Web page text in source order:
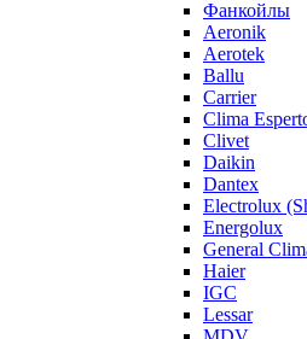
Фанкойлы
Aeronik
Aerotek
Ballu
Carrier
Clima
Clivet
Daikin
Dantex
Electrolux
Energolux
General
Haier
IGC
Lessar